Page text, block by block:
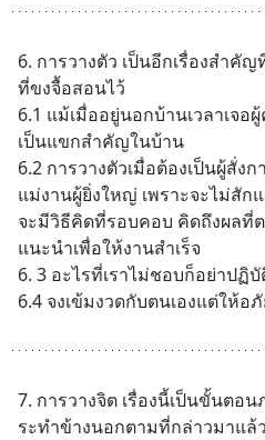
6. การวางตัว เป็นอีกเรื่องสำคั
ที่ขงจื้อสอนไว้
6.1 แม้เมื่ออยู่นอกบ้านเวลาเจ
เป็นแขกสำคัญในบ้าน
6.2 การวางตัวเมื่อต้องเป็นผู้สั่ง
แม่งานผู้ยิ่งใหญ่ เพราะจะไม่สัก
จะมีวิธีคิดที่รอบคอบ คิดถึงผลที่
แนะนำเพื่อให้งานสำเร็จ
6. 3 อะไรที่เราไม่ชอบก็อย่าปฏิ
6.4 จงเข้มงวดกับตนเองแต่ให้อ
7. การวางจิต เรื่องนี้เป็นขั้นตอ
ระทำข้างนอกตามที่กล่าวมาแล้